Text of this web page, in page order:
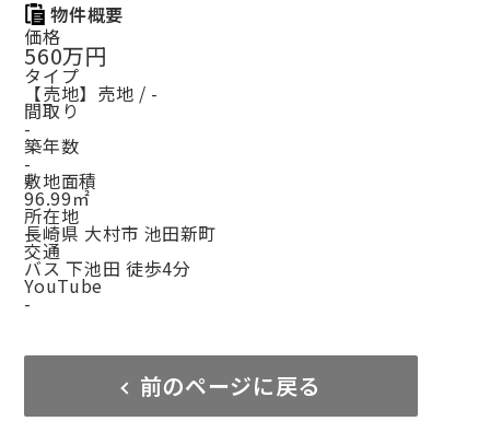
物件概要
価格
560万円
タイプ
【売地】売地 / -
間取り
-
築年数
-
敷地面積
96.99㎡
所在地
長崎県 大村市 池田新町
交通
バス 下池田 徒歩4分
YouTube
-
前のページに戻る